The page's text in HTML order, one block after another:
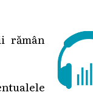
rămân